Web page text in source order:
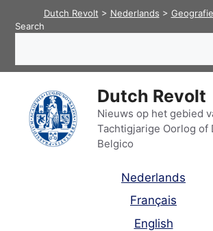
Dutch Revolt > Nederlands > Geografie
Search
Dutch Revolt
Nieuws op het gebied
Tachtigjarige Oorlog of
Belgico
Nederlands
Français
English